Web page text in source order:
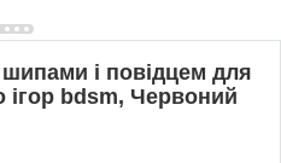
і повідцем для
bdsm, Червоний